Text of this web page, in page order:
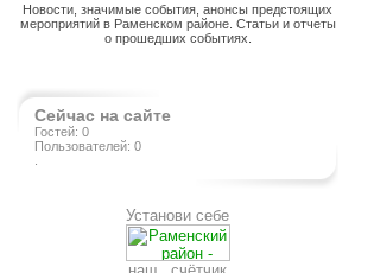
Новости, значимые события, анонсы предстоящих
мероприятий в Раменском районе. Статьи и отчеты
о прошедших событиях.
Сейчас на сайте
Гостей: 0
Пользователей: 0
Установи себе